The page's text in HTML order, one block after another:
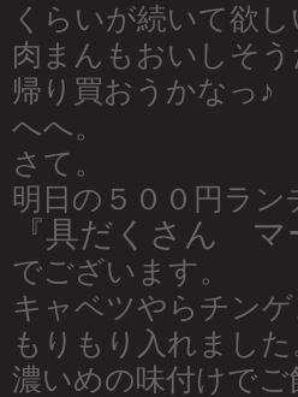
くらいが続いて欲し
肉まんもおいしそう
帰り買おうかなっ♪
へへ。
さて。
明日の５００円ラン
『具だくさん マ
でございます。
キャベツやらチン
もりもり入れました
濃いめの味付けで